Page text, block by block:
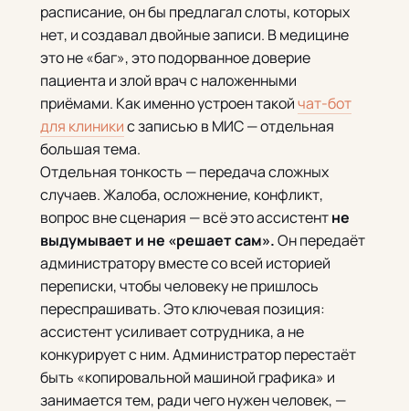
расписание, он бы предлагал слоты, которых
нет, и создавал двойные записи. В медицине
это не «баг», это подорванное доверие
пациента и злой врач с наложенными
приёмами. Как именно устроен такойчат-бот
для клиникис записью в МИС — отдельная
большая тема.
Отдельная тонкость — передача сложных
случаев. Жалоба, осложнение, конфликт,
вопрос вне сценария — всё это ассистентне
выдумывает и не «решает сам».Он передаёт
администратору вместе со всей историей
переписки, чтобы человеку не пришлось
переспрашивать. Это ключевая позиция:
ассистент усиливает сотрудника, а не
конкурирует с ним. Администратор перестаёт
быть «копировальной машиной графика» и
занимается тем, ради чего нужен человек, —